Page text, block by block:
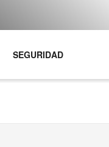
SEGURIDAD